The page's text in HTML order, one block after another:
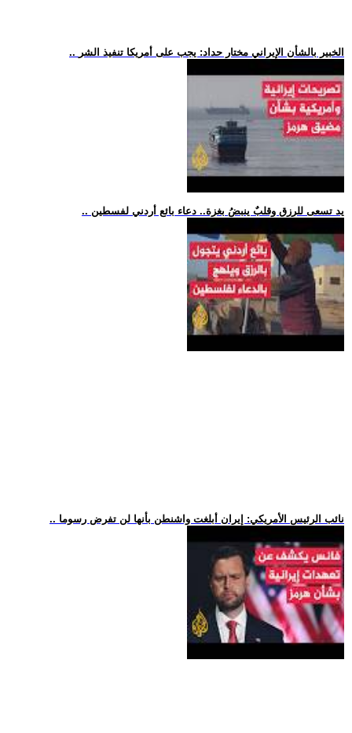
.. الخبير بالشأن الإيراني مختار حداد: يجب على أمريكا تنفيذ الشر
.. يد تسعى للرزق وقلبٌ ينبضُ بغزة.. دعاء بائع أردني لفسطين
.. نائب الرئيس الأمريكي: إيران أبلغت واشنطن بأنها لن تفرض رسوما